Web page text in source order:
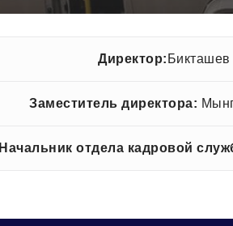
Директор:
Заместитель директора:
Начальник отдела кадровой